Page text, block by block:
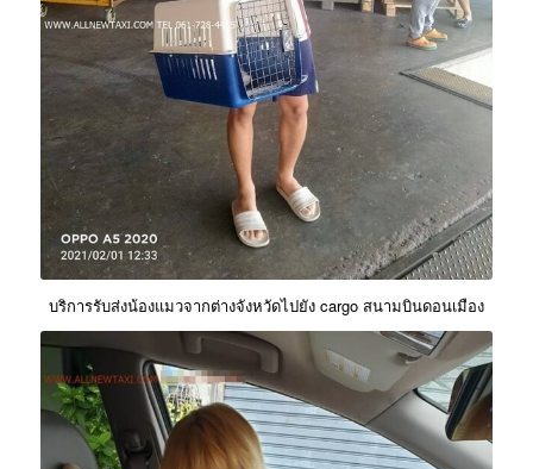
บริการรับส่งน้องแมวจากต่างจังหวัดไปยัง cargo สนามบินดอนเมือง